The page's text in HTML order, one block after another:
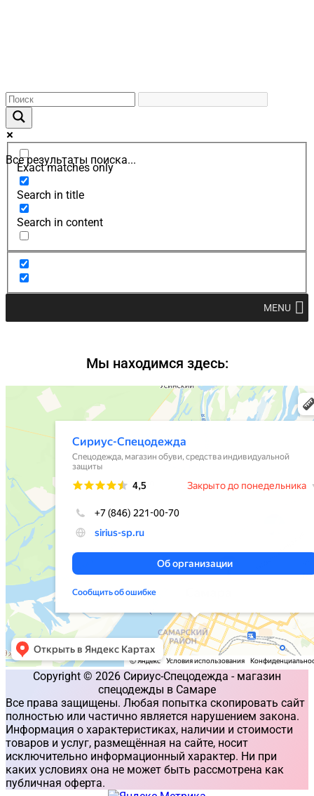
Все результаты поиска...
Exact matches only
Search in title
Search in content
MENU
Мы находимся здесь:
Copyright © 2026 Сириус-Спецодежда - магазин
спецодежды в Самаре
Все права защищены. Любая попытка скопировать сайт
полностью или частично является нарушением закона.
Информация о характеристиках, наличии и стоимости
товаров и услуг, размещённая на сайте, носит
исключительно информационный характер. Ни при
каких условиях она не может быть рассмотрена как
публичная оферта.